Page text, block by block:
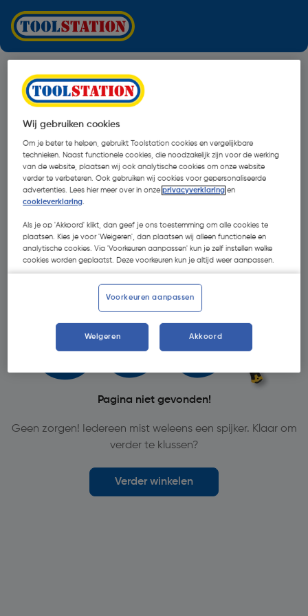
Oops!
Pagina niet gevonden!
Geen zorgen! Iedereen mist weleens een spijker. Klaar om
verder te klussen?
Verder winkelen
Wij gebruiken cookies
Om je beter te helpen, gebruikt Toolstation cookies en vergelijkbare
technieken. Naast functionele cookies, die noodzakelijk zijn voor de werking
van de website, plaatsen wij ook analytische cookies om onze website
verder te verbeteren. Ook gebruiken wij cookies voor gepersonaliseerde
advertenties. Lees hier meer over in onzeprivacyverklaring en
cookieverklaring.
Als je op 'Akkoord' klikt, dan geef je ons toestemming om alle cookies te
plaatsen. Kies je voor 'Weigeren', dan plaatsen wij alleen functionele en
analytische cookies. Via 'Voorkeuren aanpassen' kun je zelf instellen welke
cookies worden geplaatst. Deze voorkeuren kun je altijd weer aanpassen.
Voorkeuren aanpassen
Weigeren Akkoord